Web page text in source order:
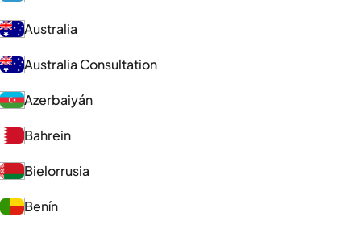
Australia
Australia Consultation
Azerbaiyán
Bahrein
Bielorrusia
Benín